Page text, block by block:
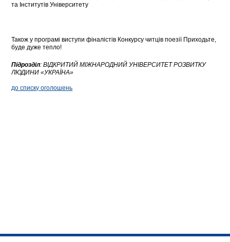
та Інститутів Університету
Також у програмі виступи фіналістів Конкурсу читців поезії Приходьте,
буде дуже тепло!
Підрозділ:ВІДКРИТИЙ МІЖНАРОДНИЙ УНІВЕРСИТЕТ РОЗВИТКУ
ЛЮДИНИ «УКРАЇНА»
до списку оголошень